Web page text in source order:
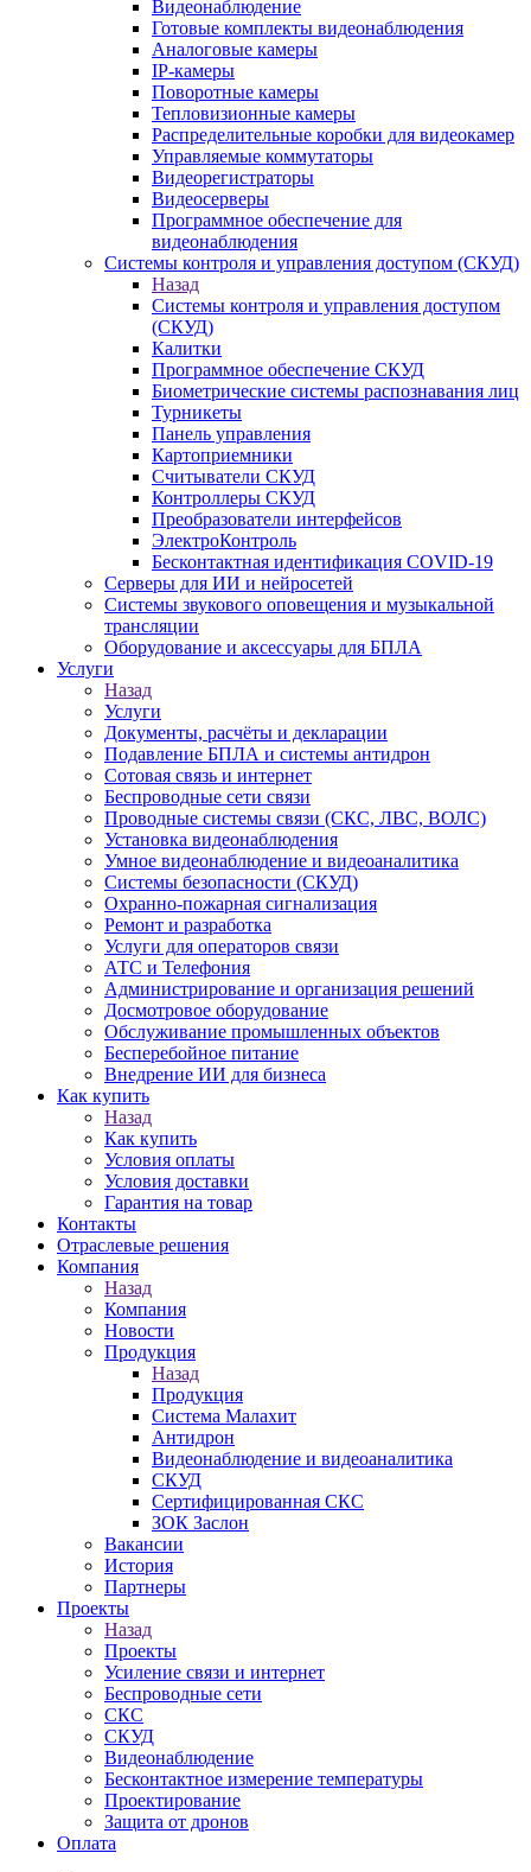
Видеонаблюдение
Готовые комплекты видеонаблюдения
Аналоговые камеры
IP-камеры
Поворотные камеры
Тепловизионные камеры
Распределительные коробки для видеокамер
Управляемые коммутаторы
Видеорегистраторы
Видеосерверы
Программное обеспечение для
видеонаблюдения
Системы контроля и управления доступом (СКУД)
Назад
Системы контроля и управления доступом
(СКУД)
Калитки
Программное обеспечение СКУД
Биометрические системы распознавания лиц
Турникеты
Панель управления
Картоприемники
Считыватели СКУД
Контроллеры СКУД
Преобразователи интерфейсов
ЭлектроКонтроль
Бесконтактная идентификация COVID-19
Серверы для ИИ и нейросетей
Системы звукового оповещения и музыкальной
трансляции
Оборудование и аксессуары для БПЛА
Услуги
Назад
Услуги
Документы, расчёты и декларации
Подавление БПЛА и системы антидрон
Сотовая связь и интернет
Беспроводные сети связи
Проводные системы связи (СКС, ЛВС, ВОЛС)
Установка видеонаблюдения
Умное видеонаблюдение и видеоаналитика
Системы безопасности (СКУД)
Охранно-пожарная сигнализация
Ремонт и разработка
Услуги для операторов связи
АТС и Телефония
Администрирование и организация решений
Досмотровое оборудование
Обслуживание промышленных объектов
Бесперебойное питание
Внедрение ИИ для бизнеса
Как купить
Назад
Как купить
Условия оплаты
Условия доставки
Гарантия на товар
Контакты
Отраслевые решения
Компания
Назад
Компания
Новости
Продукция
Назад
Продукция
Система Малахит
Антидрон
Видеонаблюдение и видеоаналитика
СКУД
Сертифицированная СКС
ЗОК Заслон
Вакансии
История
Партнеры
Проекты
Назад
Проекты
Усиление связи и интернет
Беспроводные сети
СКС
СКУД
Видеонаблюдение
Бесконтактное измерение температуры
Проектирование
Защита от дронов
Оплата